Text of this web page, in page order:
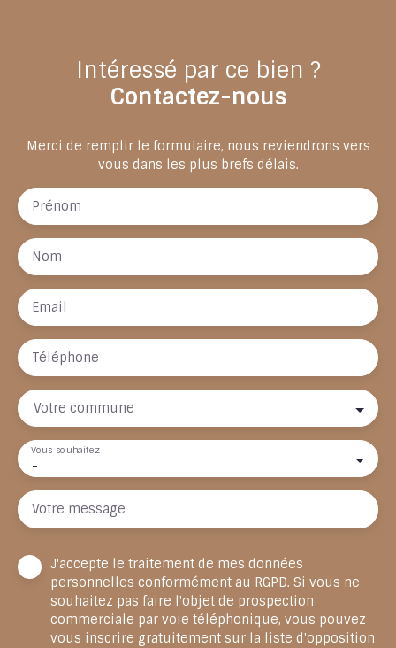
Intéressé par ce bien ?
Contactez-nous
Merci de remplir le formulaire, nous reviendrons vers
vous dans les plus brefs délais.
Prénom
Nom
Email
Téléphone
Votre commune
-
Vous souhaitez
Votre message
J'accepte le traitement de mes données
personnelles conformément au RGPD. Si vous ne
souhaitez pas faire l'objet de prospection
commerciale par voie téléphonique, vous pouvez
vous inscrire gratuitement sur la liste d'opposition